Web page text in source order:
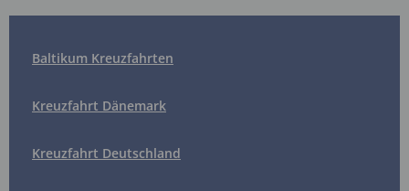
Baltikum Kreuzfahrten
Kreuzfahrt Dänemark
Kreuzfahrt Deutschland